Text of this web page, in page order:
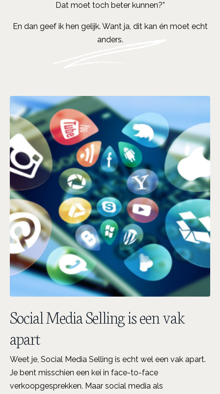
Dat moet toch beter kunnen?”
En dan geef ik hen gelijk. Want ja, dit kan én moet echt
anders.
Social Media Selling is een vak
apart
Weet je, Social Media Selling is echt wel een vak apart.
Je bent misschien een kei in face-to-face
verkoopgesprekken. Maar social media als